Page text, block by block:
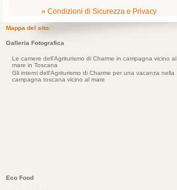
» Condizioni di Sicurezza e Privacy
Mappa del sito:
Galleria Fotografica
Le camere dell'Agriturismo di Charme in campagna vicino al
mare in Toscana
Gli interni dell'Agriturismo di Charme per una vacanza nella
campagna toscana vicino al mare
Eco Food